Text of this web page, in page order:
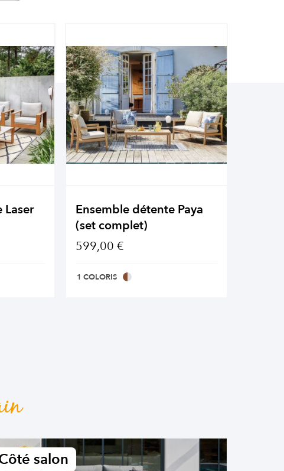
Laser
Ensemble détente Paya
(set complet)
599,00 €
1 COLORIS
salon